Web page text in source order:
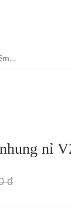
đu sân vườn
nỉ
đ